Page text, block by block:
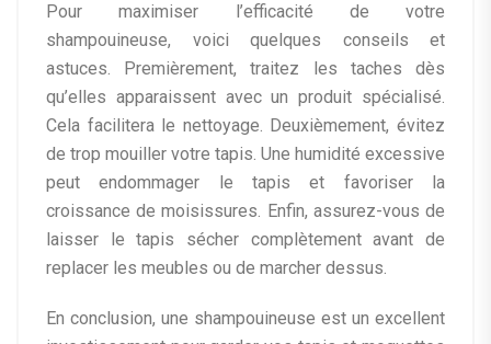
Pour maximiser l’efficacité de votre
shampouineuse, voici quelques conseils et
astuces. Premièrement, traitez les taches dès
qu’elles apparaissent avec un produit spécialisé.
Cela facilitera le nettoyage. Deuxièmement, évitez
de trop mouiller votre tapis. Une humidité excessive
peut endommager le tapis et favoriser la
croissance de moisissures. Enfin, assurez-vous de
laisser le tapis sécher complètement avant de
replacer les meubles ou de marcher dessus.
En conclusion, une shampouineuse est un excellent